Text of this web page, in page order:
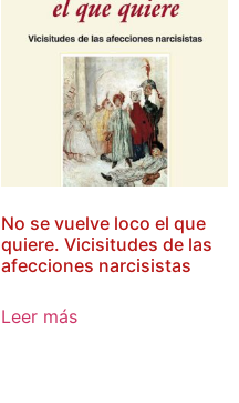
No se vuelve loco el que
quiere. Vicisitudes de las
afecciones narcisistas
Leer más